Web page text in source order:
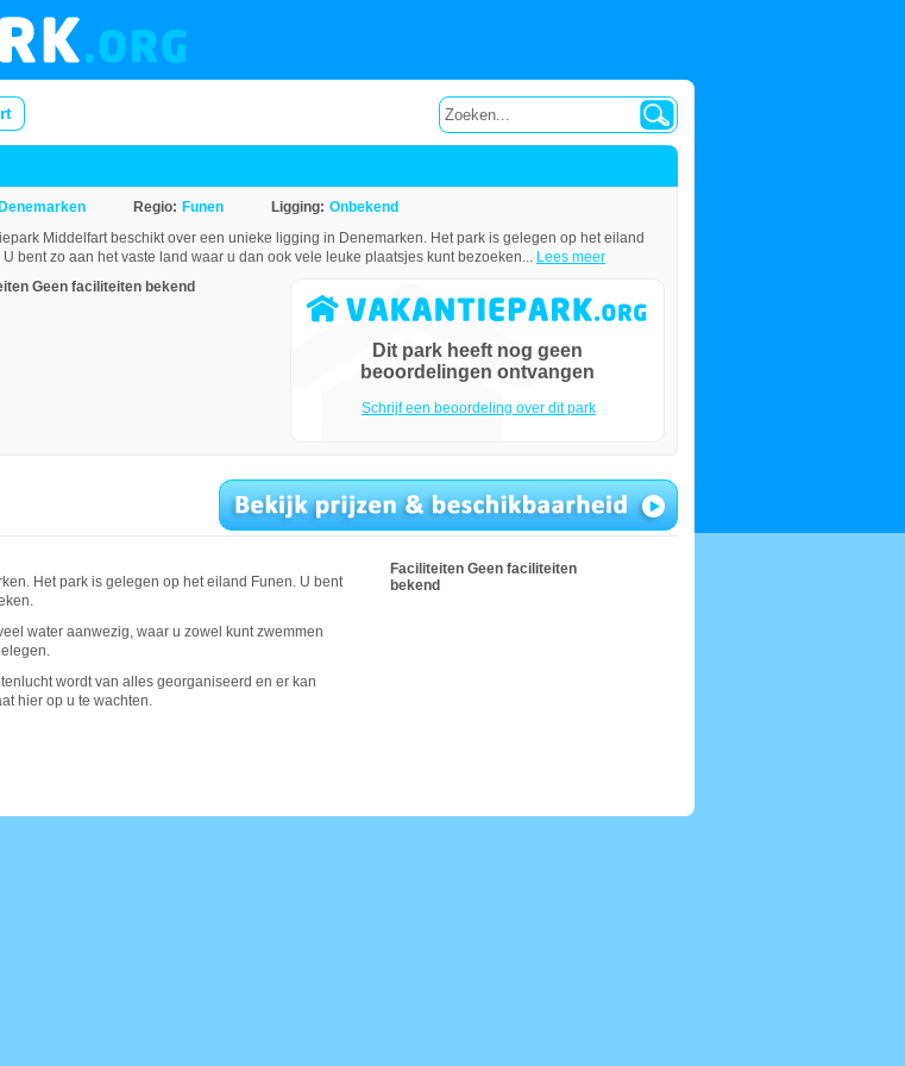
Denemarken Regio: Funen Ligging: Onbekend
Middelfart beschikt over een unieke ligging in Denemarken. Het park is gelegen op het eiland
U bent zo aan het vaste land waar u dan ook vele leuke plaatsjes kunt bezoeken... Lees meer
Geen faciliteiten bekend
Dit park heeft nog geen
beoordelingen ontvangen
Schrijf een beoordeling over dit park
Het park is gelegen op het eiland Funen. U bent
water aanwezig, waar u zowel kunt zwemmen
wordt van alles georganiseerd en er kan
hier op u te wachten.
Faciliteiten Geen faciliteiten
bekend